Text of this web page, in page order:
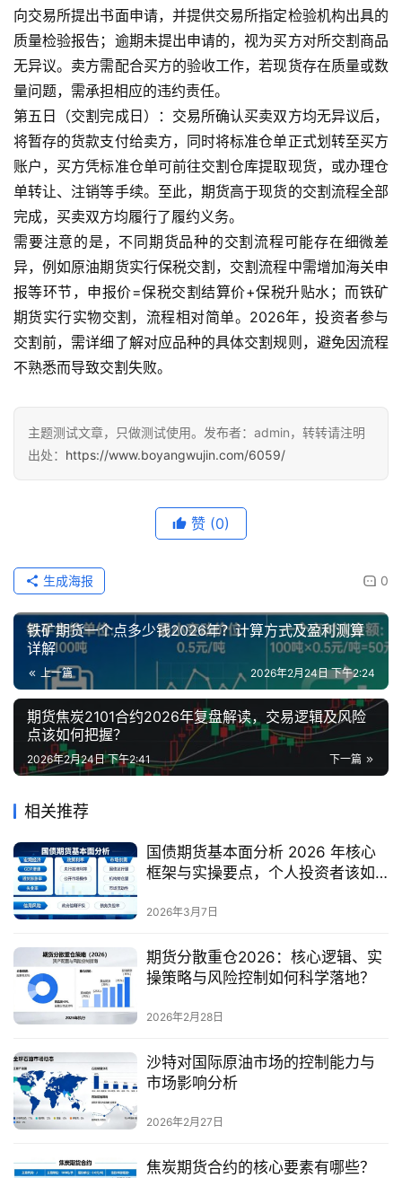
向交易所提出书面申请，并提供交易所指定检验机构出具的
质量检验报告；逾期未提出申请的，视为买方对所交割商品
无异议。卖方需配合买方的验收工作，若现货存在质量或数
量问题，需承担相应的违约责任。
第五日（交割完成日）：交易所确认买卖双方均无异议后，
将暂存的货款支付给卖方，同时将标准仓单正式划转至买方
账户，买方凭标准仓单可前往交割仓库提取现货，或办理仓
单转让、注销等手续。至此，期货高于现货的交割流程全部
完成，买卖双方均履行了履约义务。
需要注意的是，不同期货品种的交割流程可能存在细微差
异，例如原油期货实行保税交割，交割流程中需增加海关申
报等环节，申报价=保税交割结算价+保税升贴水；而铁矿
期货实行实物交割，流程相对简单。2026年，投资者参与
交割前，需详细了解对应品种的具体交割规则，避免因流程
不熟悉而导致交割失败。
主题测试文章，只做测试使用。发布者：admin，转转请注明
出处： https://www.boyangwujin.com/6059/
赞 (0)
0
生成海报
铁矿期货一个点多少钱2026年？计算方式及盈利测算
详解
上一篇 2026年2月24日 下午2:24
期货焦炭2101合约2026年复盘解读，交易逻辑及风险
点该如何把握？
下一篇
2026年2月24日 下午2:41
相关推荐
国债期货基本面分析 2026 年核心
框架与实操要点，个人投资者该如
2026年3月7日
期货分散重仓2026：核心逻辑、实
操策略与风险控制如何科学落地？
2026年2月28日
沙特对国际原油市场的控制能力与
市场影响分析
2026年2月27日
焦炭期货合约的核心要素有哪些？